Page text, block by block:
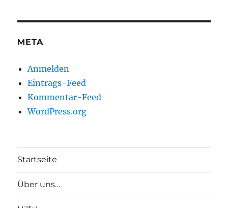
META
Anmelden
Eintrags-Feed
Kommentar-Feed
WordPress.org
Startseite
Über uns…